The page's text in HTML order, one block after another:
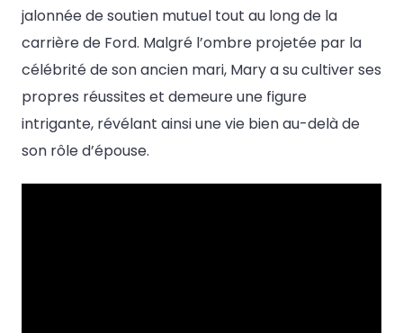
jalonnée de soutien mutuel tout au long de la
carrière de Ford. Malgré l’ombre projetée par la
célébrité de son ancien mari, Mary a su cultiver ses
propres réussites et demeure une figure
intrigante, révélant ainsi une vie bien au-delà de
son rôle d’épouse.